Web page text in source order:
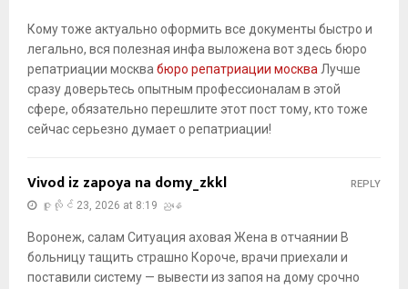
Кому тоже актуально оформить все документы быстро и
легально, вся полезная инфа выложена вот здесь бюро
репатриации москва бюро репатриации москва Лучше
сразу доверьтесь опытным профессионалам в этой
сфере, обязательно перешлите этот пост тому, кто тоже
сейчас серьезно думает о репатриации!
Vivod iz zapoya na domy_zkkl
ဇူလိုင် 23, 2026 at 8:19 ညနေ
Воронеж, салам Ситуация аховая Жена в отчаянии В
больницу тащить страшно Короче, врачи приехали и
поставили систему — вывести из запоя на дому срочно
REPLY